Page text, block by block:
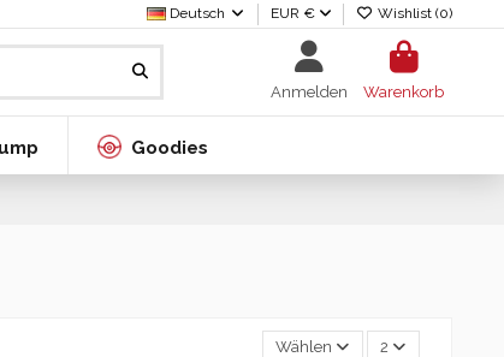
Deutsch EUR € Wishlist (0)
Anmelden Warenkorb
Goodies
Wählen 2